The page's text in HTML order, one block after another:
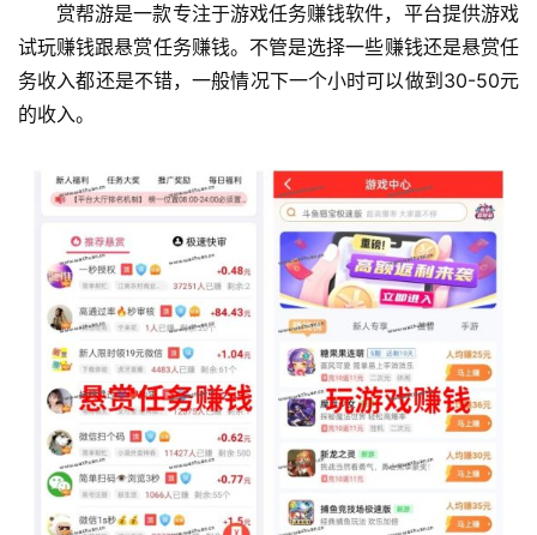
赏帮游是一款专注于游戏任务赚钱软件，平台提供游戏
试玩赚钱跟悬赏任务赚钱。不管是选择一些赚钱还是悬赏任
务收入都还是不错，一般情况下一个小时可以做到30-50元
的收入。